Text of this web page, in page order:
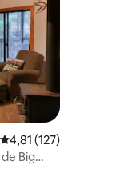
: 4,78 sur 5
Évaluation moyenne
4,81 (127)
Big